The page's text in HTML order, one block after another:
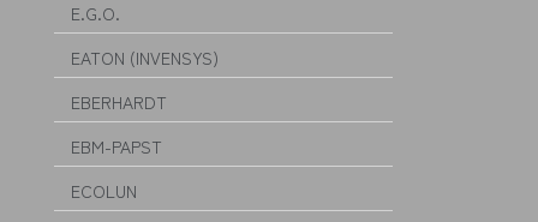
E.G.O.
EATON (INVENSYS)
EBERHARDT
EBM-PAPST
ECOLUN